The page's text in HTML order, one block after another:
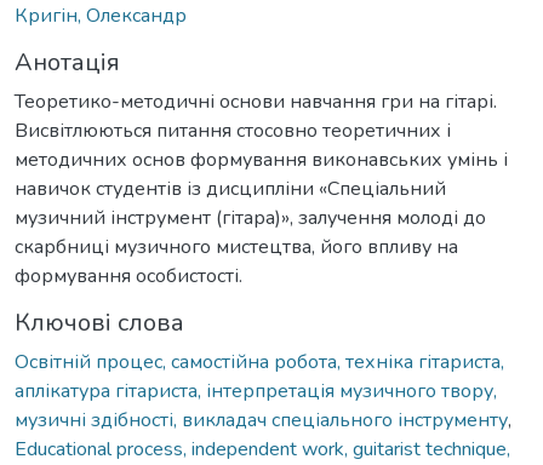
Кригін, Олександр
Анотація
Теоретико-методичні основи навчання гри на гітарі.
Висвітлюються питання стосовно теоретичних і
методичних основ формування виконавських умінь і
навичок студентів із дисципліни «Спеціальний
музичний інструмент (гітара)», залучення молоді до
скарбниці музичного мистецтва, його впливу на
формування особистості.
Ключові слова
Освітній процес, самостійна робота, техніка гітариста,
аплікатура гітариста, інтерпретація музичного твору,
музичні здібності, викладач спеціального інструменту,
Educational process, independent work, guitarist technique,